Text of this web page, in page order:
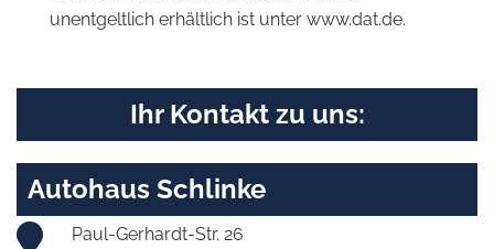
unentgeltlich erhältlich ist unter www.dat.de.
Ihr Kontakt zu uns:
Autohaus Schlinke
Paul-Gerhardt-Str. 26